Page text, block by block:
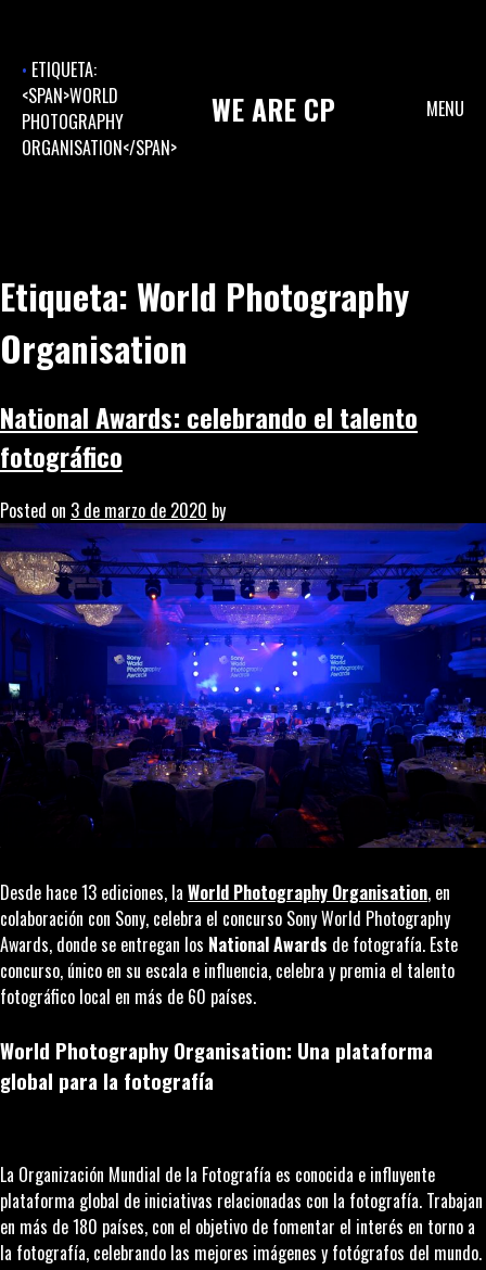
contentETIQUETA:
<SPAN>WORLD
PHOTOGRAPHY
ORGANISATION</SPAN>
WEARE CP MENU
Etiqueta: World Photography
Organisation
National Awards: celebrando el talento
fotográfico
Posted on 3 de marzo de 2020 by
Desde hace 13 ediciones, la World Photography Organisation, en
colaboración con Sony, celebra el concurso Sony World Photography
Awards, donde se entregan los National Awards de fotografía. Este
concurso, único en su escala e influencia, celebra y premia el talento
fotográfico local en más de 60 países.
World Photography Organisation: Una plataforma
global para la fotografía
La Organización Mundial de la Fotografía es conocida e influyente
plataforma global de iniciativas relacionadas con la fotografía. Trabajan
en más de 180 países, con el objetivo de fomentar el interés en torno a
la fotografía, celebrando las mejores imágenes y fotógrafos del mundo.